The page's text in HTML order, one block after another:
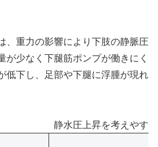
、重力の影響により下肢の静脈圧
が少なく下腿筋ポンプが働きにく
低下し、足部や下腿に浮腫が現れ
静水圧上昇を考えやす